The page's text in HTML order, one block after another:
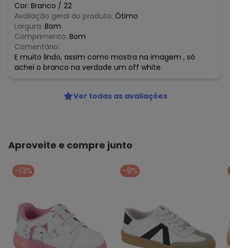
Cor: Branco / 22
Avaliação geral do produto: Ótimo
Largura: Bom
Comprimento: Bom
Comentário:
E muito lindo, assim como mostra na imagem , só
achei o branco na verdade um off white.
Ver todas as avaliações
Aproveite e compre junto
-13% -9%